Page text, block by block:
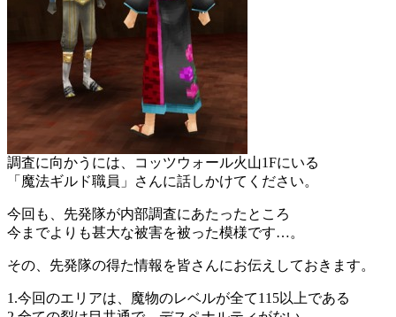
調査に向かうには、コッツウォール火山1Fにいる
「魔法ギルド職員」さんに話しかけてください。
今回も、先発隊が内部調査にあたったところ
今までよりも甚大な被害を被った模様です…。
その、先発隊の得た情報を皆さんにお伝えしておきます。
1.今回のエリアは、魔物のレベルが全て115以上である